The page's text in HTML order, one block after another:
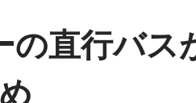
の直行バス
め